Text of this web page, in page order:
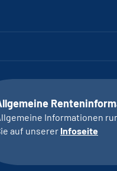
Informationen
auf unserer Infoseite